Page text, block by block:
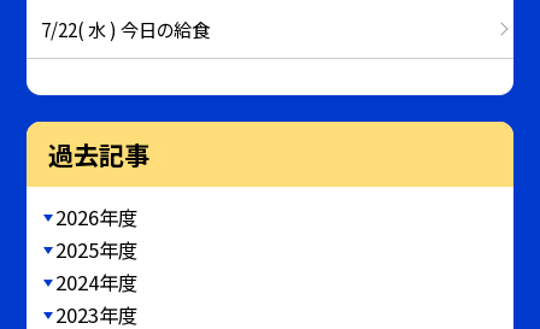
7/22( 水 ) 今日の給食
過去記事
2026年度
2025年度
2024年度
2023年度